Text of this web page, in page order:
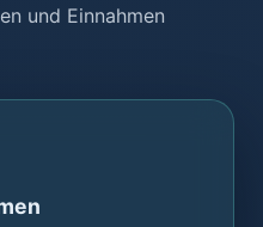
und Einnahmen